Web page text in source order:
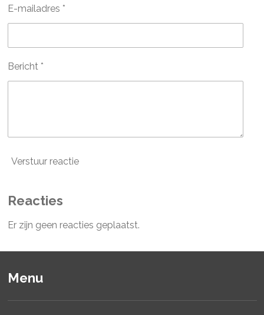
e
E-mailadres *
Bericht *
Verstuur reactie
Reacties
Er zijn geen reacties geplaatst.
Menu